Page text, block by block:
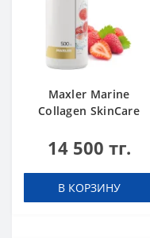
Maxler Marine
Collagen SkinCare
14 500 тг.
В КОРЗИНУ